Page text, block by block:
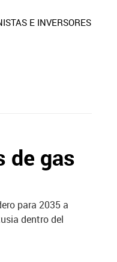
E INVERSORES
de gas
para 2035 a
dentro del